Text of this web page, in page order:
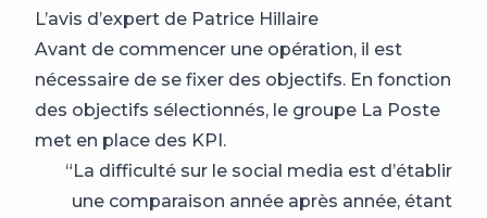
L’avis d’expert de Patrice Hillaire
Avant de commencer une opération, il est
nécessaire de se fixer des objectifs. En fonction
des objectifs sélectionnés, le groupe La Poste
met en place des KPI.
“La difficulté sur le social media est d’établir
une comparaison année après année, étant